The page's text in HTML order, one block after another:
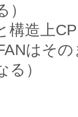
構造上
はそ
る）